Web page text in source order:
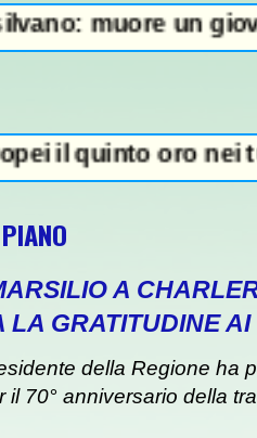
un giovane -
oro nei tuffi
A
LA GRATITUDINE
della Regione ha
il 70° anniversario della
Kiev, tre